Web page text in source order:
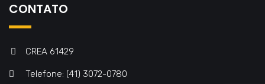
CONTATO
CREA 61429
Telefone: (41) 3072-0780